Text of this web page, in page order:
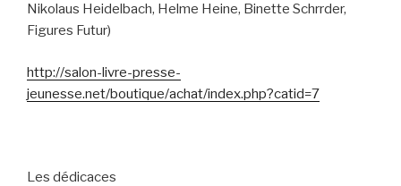
Nikolaus Heidelbach, Helme Heine, Binette Schrrder,
Figures Futur)
http://salon-livre-presse-
jeunesse.net/boutique/achat/index.php?catid=7
Les dédicaces